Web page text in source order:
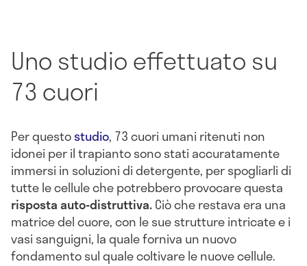
Uno studio effettuato su
73 cuori
Per questostudio, 73 cuori umani ritenuti non
idonei per il trapianto sono stati accuratamente
immersi in soluzioni di detergente, per spogliarli di
tutte le cellule che potrebbero provocare questa
risposta auto-distruttiva.Ciò che restava era una
matrice del cuore, con le sue strutture intricate e i
vasi sanguigni, la quale forniva un nuovo
fondamento sul quale coltivare le nuove cellule.